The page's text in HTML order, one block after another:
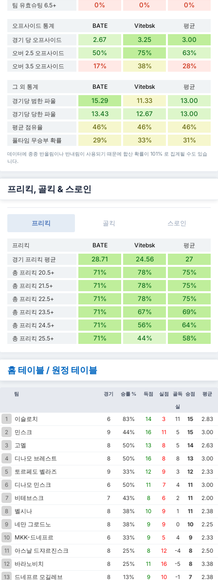
팀 유효슈팅 6.5+ 0% 0% 0%
오프사이드 통계 BATE Vitebsk
평균
경기 당 오프사이드
2.67 3.25 3.00
오버 2.5 오프사이드 50% 75% 63%
오버 3.5 오프사이드 17% 38% 28%
그 외 통계 BATE Vitebsk
평균
경기당 범한 파울
15.29 11.33 13.00
경기당 당한 파울 13.43 12.67 13.00
평균 점유율 46% 46% 46%
풀타임 무승부 확률 29% 33% 31%
데이터에 종종 반올림이나 반내림이 사용되기 때문에 합산 확률이 101% 로 집계될 수도 있습
니다.
프리킥, 골킥 & 스로인
프리킥 골킥 스로인
프리킥 BATE Vitebsk
평균
경기 프리킥 평균
28.71 24.56 27
총 프리킥 20.5+ 71% 78% 75%
총 프리킥 21.5+ 71% 78% 75%
총 프리킥 22.5+ 71% 78% 75%
총 프리킥 23.5+ 71% 67% 69%
총 프리킥 24.5+ 71% 56% 64%
총 프리킥 25.5+ 71% 44% 58%
홈 테이블 / 원정 테이블
팀 경기 승률 % 득점 실점 골득
실
승점 평균
1 이슬로치 6 83% 14 3 11 15
2.83
2
민스크 9 44% 16 11 5 15
3.00
3
고멜 8 50% 13 8 5 14
2.63
4
디나모 브레스트 8 50% 16 8 8 13
3.00
5
토르페도 벨라즈 9 33% 12 9 3 12
2.33
6
디나모 민스크 6 50% 11 7 4 11
3.00
7
비테브스크 7 43% 8 6 2 11
2.00
8
벨시나 8 38% 10 9 1 11
2.38
9
네만 그로드노 8 38% 9 9 0 10
2.25
10
MKK-드네프르 6 33% 9 5 4 9
2.33
11
아스날 드쟈르진스크 8 25% 8 12 -4 8
2.50
12
바라노비치 8 25% 11 16 -5 8
3.38
13
드네프르 모길레브 8 13% 9 10 -1 7 2.38